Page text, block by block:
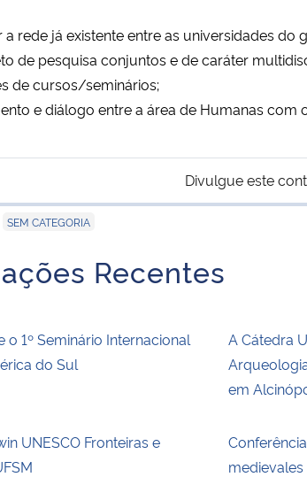
a rede já existente entre as universidades do
de pesquisa conjuntos e de caráter
de cursos/seminários;
e diálogo entre a área de Humanas com
Divulgue este
SEM CATEGORIA
Recentes
o 1º Seminário Internacional
do Sul
A Cátedra
em
UNESCO Fronteiras e
medievales